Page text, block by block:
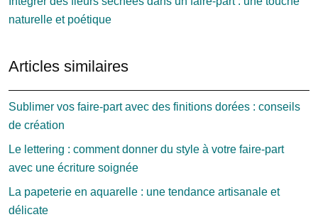
naturelle et poétique
Articles similaires
Sublimer vos faire-part avec des finitions dorées : conseils
de création
Le lettering : comment donner du style à votre faire-part
avec une écriture soignée
La papeterie en aquarelle : une tendance artisanale et
délicate